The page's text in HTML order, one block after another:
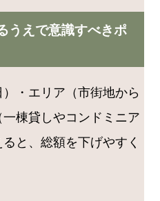
うえで意識すべきポ
・エリア（市街地から
棟貸しやコンドミニア
と、総額を下げやすく